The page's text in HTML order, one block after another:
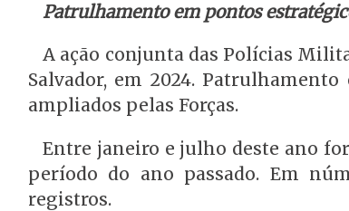
Patrulhamento em pontos
A ação conjunta das Polícias
Salvador, em 2024.
ampliados pelas Forças.
Entre janeiro e julho deste ano
período do ano passado. Em
registros.